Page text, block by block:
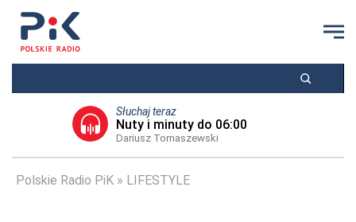
Słuchaj teraz
Nuty i minuty do 06:00
Dariusz Tomaszewski
Polskie Radio PiK LIFESTYLE